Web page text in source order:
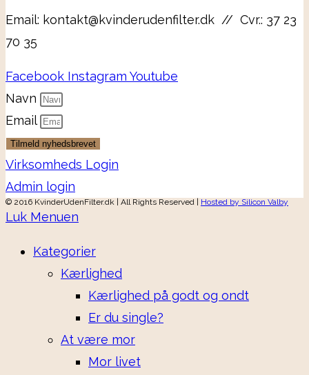
Email: kontakt@kvinderudenfilter.dk // Cvr.: 37 23
70 35
Facebook Instagram Youtube
Navn
Email
Tilmeld nyhedsbrevet
Virksomheds Login
Admin login
© 2016 KvinderUdenFilter.dk | All Rights Reserved | Hosted by Silicon Valby
Luk Menuen
Kategorier
Kærlighed
Kærlighed på godt og ondt
Er du single?
At være mor
Mor livet